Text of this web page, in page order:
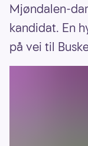
Mjøndalen-
kandidat. En
på vei til